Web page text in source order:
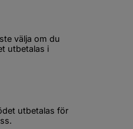
välja om du
utbetalas i
utbetalas för